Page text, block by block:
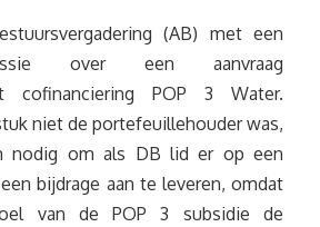
(AB) met een
over een aanvraag
cofinanciering POP 3 Water.
niet de portefeuillehouder was,
nodig om als DB lid er op een
bijdrage aan te leveren, omdat
van de POP 3 subsidie de